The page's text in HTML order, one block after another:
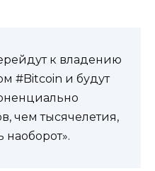
к владению
#Bitcoin и будут
чем тысячелетия,
наоборот».